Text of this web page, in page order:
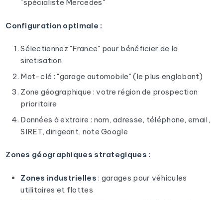
"spécialiste Mercedes"
Configuration optimale :
Sélectionnez "France" pour bénéficier de la
siretisation
Mot-clé : "garage automobile" (le plus englobant)
Zone géographique : votre région de prospection
prioritaire
Données à extraire : nom, adresse, téléphone, email,
SIRET, dirigeant, note Google
Zones géographiques strategiques :
Zones industrielles : garages pour véhicules
utilitaires et flottes